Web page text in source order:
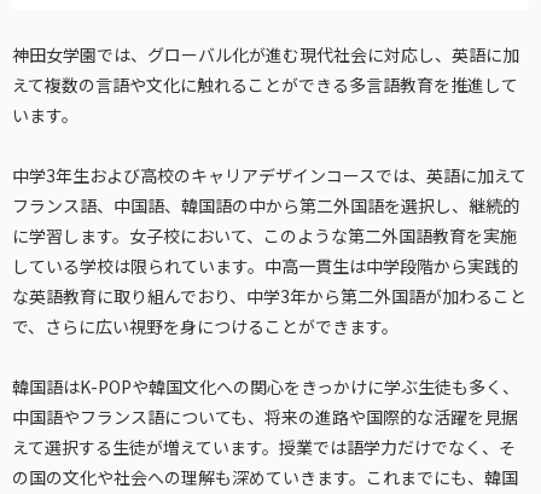
神田女学園では、グローバル化が進む現代社会に対応し、英語に加
えて複数の言語や文化に触れることができる多言語教育を推進して
います。
中学3年生および高校のキャリアデザインコースでは、英語に加えて
フランス語、中国語、韓国語の中から第二外国語を選択し、継続的
に学習します。女子校において、このような第二外国語教育を実施
している学校は限られています。中高一貫生は中学段階から実践的
な英語教育に取り組んでおり、中学3年から第二外国語が加わること
で、さらに広い視野を身につけることができます。
韓国語はK-POPや韓国文化への関心をきっかけに学ぶ生徒も多く、
中国語やフランス語についても、将来の進路や国際的な活躍を見据
えて選択する生徒が増えています。授業では語学力だけでなく、そ
の国の文化や社会への理解も深めていきます。これまでにも、韓国